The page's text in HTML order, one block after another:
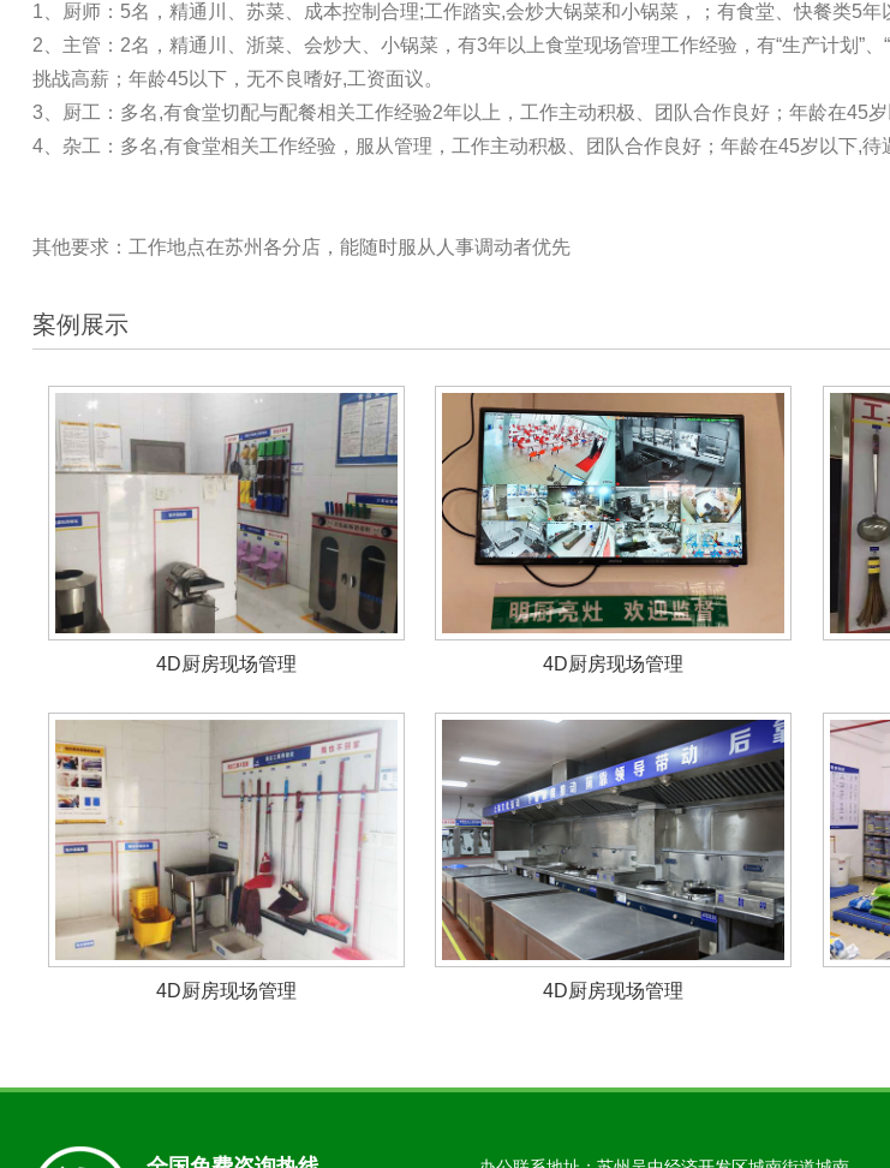
1、厨师：5名，精通川、苏菜、成本控制合理;工作踏实,会炒大锅菜和小锅菜，；有食堂、快餐类5
2、主管：2名，精通川、浙菜、会炒大、小锅菜，有3年以上食堂现场管理工作经验，有“生产计划”
挑战高薪；年龄45以下，无不良嗜好,工资面议。
3、厨工：多名,有食堂切配与配餐相关工作经验2年以上，工作主动积极、团队合作良好；年龄在45
4、杂工：多名,有食堂相关工作经验，服从管理，工作主动积极、团队合作良好；年龄在45岁以下,待
其他要求：工作地点在苏州各分店，能随时服从人事调动者优先
案例展示
4D厨房现场管理 4D厨房现场管理
4D厨房现场管理 4D厨房现场管理